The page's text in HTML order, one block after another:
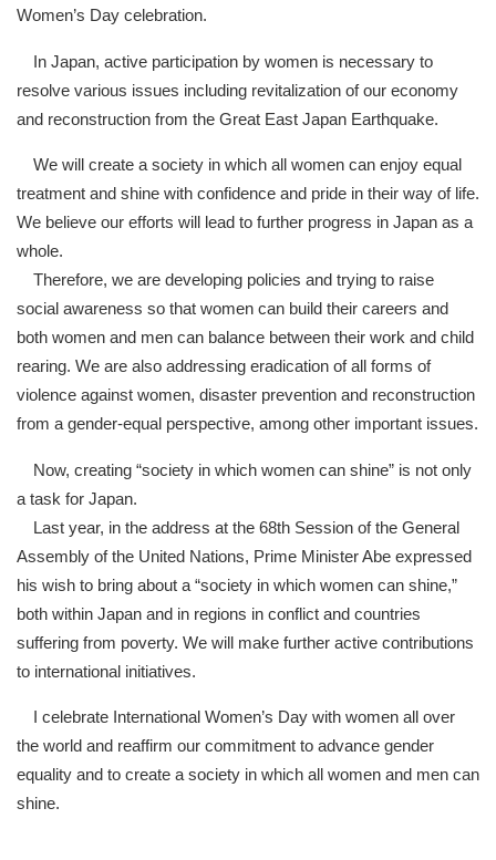
Women’s Day celebration.
In Japan, active participation by women is necessary to
resolve various issues including revitalization of our economy
and reconstruction from the Great East Japan Earthquake.
We will create a society in which all women can enjoy equal
treatment and shine with confidence and pride in their way of life.
We believe our efforts will lead to further progress in Japan as a
whole.
Therefore, we are developing policies and trying to raise
social awareness so that women can build their careers and
both women and men can balance between their work and child
rearing. We are also addressing eradication of all forms of
violence against women, disaster prevention and reconstruction
from a gender-equal perspective, among other important issues.
Now, creating “society in which women can shine” is not only
a task for Japan.
Last year, in the address at the 68th Session of the General
Assembly of the United Nations, Prime Minister Abe expressed
his wish to bring about a “society in which women can shine,”
both within Japan and in regions in conflict and countries
suffering from poverty. We will make further active contributions
to international initiatives.
I celebrate International Women’s Day with women all over
the world and reaffirm our commitment to advance gender
equality and to create a society in which all women and men can
shine.